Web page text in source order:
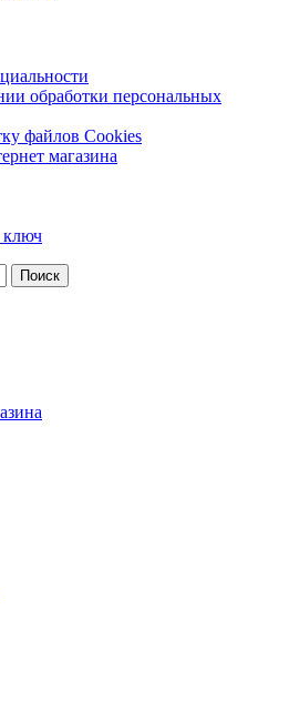
обработки персональных
файлов Cookies
магазина
ключ
Поиск